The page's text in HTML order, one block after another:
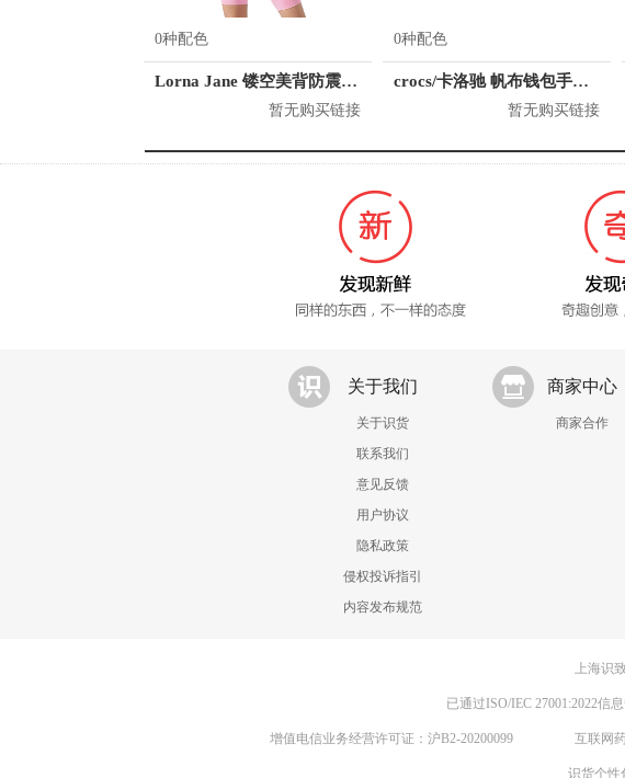
0种配色
Lorna Jane 镂空美背防震运动内衣 121942
暂无购买链接
0种配色
crocs/卡洛驰 帆布钱包手抓包手拿包零钱包女包 CB28A164064
暂无购买链接
关于我们
关于识货
联系我们
意见反馈
用户协议
隐私政策
侵权投诉指引
内容发布规范
商家中心
商家合作
上海识
已通过ISO/IEC 27001:2022信
增值电信业务经营许可证：沪B2-20200099 互联网
识货个性